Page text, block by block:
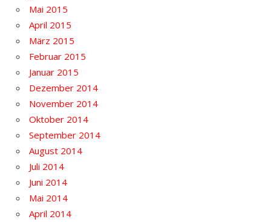
Mai 2015
April 2015
März 2015
Februar 2015
Januar 2015
Dezember 2014
November 2014
Oktober 2014
September 2014
August 2014
Juli 2014
Juni 2014
Mai 2014
April 2014